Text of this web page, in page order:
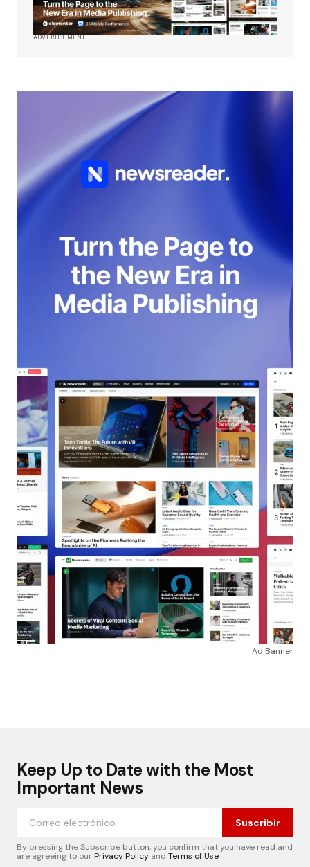
ADVERTISEMENT
Ad Banner
Keep Up to Date with the Most
Important News
Suscribir
By pressing the Subscribe button, you confirm that you have read and
are agreeing to ourPrivacy Policy and Terms of Use